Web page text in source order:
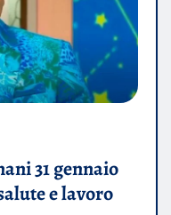
31 gennaio
e lavoro